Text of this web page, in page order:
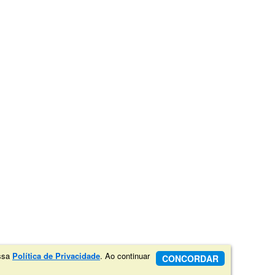
Política de Privacidade. Ao continuar
CONCORDAR